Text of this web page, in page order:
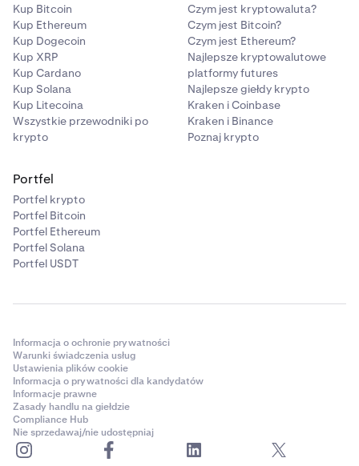
Kup Bitcoin
Kup Ethereum
Kup Dogecoin
Kup XRP
Kup Cardano
Kup Solana
Kup Litecoina
Wszystkie przewodniki po
krypto
Czym jest kryptowaluta?
Czym jest Bitcoin?
Czym jest Ethereum?
Najlepsze kryptowalutowe
platformy futures
Najlepsze giełdy krypto
Kraken i Coinbase
Kraken i Binance
Poznaj krypto
Portfel
Portfel krypto
Portfel Bitcoin
Portfel Ethereum
Portfel Solana
Portfel USDT
Informacja o ochronie prywatności
Warunki świadczenia usług
Ustawienia plików cookie
Informacja o prywatności dla kandydatów
Informacje prawne
Zasady handlu na giełdzie
Compliance Hub
Nie sprzedawaj/nie udostępniaj